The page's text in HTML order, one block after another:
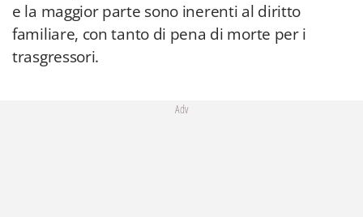
e la maggior parte sono inerenti al diritto
familiare, con tanto di pena di morte per i
trasgressori.
Adv